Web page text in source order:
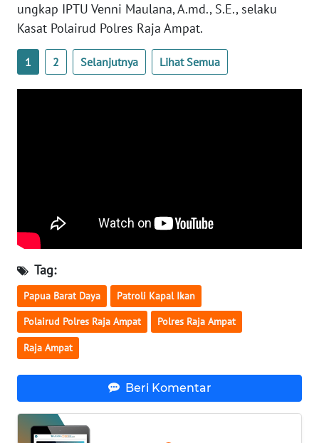
ungkap IPTU Venni Maulana, A.md., S.E., selaku
Kasat Polairud Polres Raja Ampat.
1 2 Selanjutnya Lihat Semua
Tag:
Papua Barat Daya Patroli Kapal Ikan
Polairud Polres Raja Ampat Polres Raja Ampat
Raja Ampat
Beri Komentar
WN
WN
WN
KALTENG
WN
KALTARA
KALSEL